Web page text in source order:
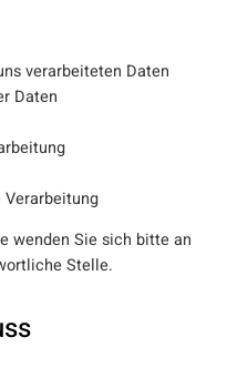
verarbeiteten Daten
Daten
wenden Sie sich bitte an
Stelle.